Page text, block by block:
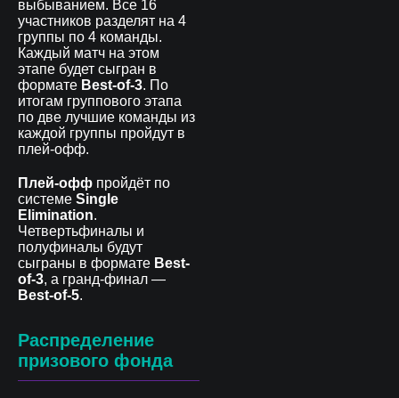
выбыванием. Все 16
участников разделят на 4
группы по 4 команды.
Каждый матч на этом
этапе будет сыгран в
формате Best-of-3. По
итогам группового этапа
по две лучшие команды из
каждой группы пройдут в
плей-офф.
Плей-офф пройдёт по
системе Single
Elimination.
Четвертьфиналы и
полуфиналы будут
сыграны в формате Best-
of-3, а гранд-финал —
Best-of-5.
Распределение
призового фонда